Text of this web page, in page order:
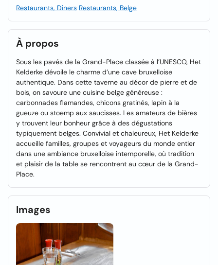
Restaurants, Diners Restaurants, Belge
À propos
Sous les pavés de la Grand-Place classée à l’UNESCO, Het
Kelderke dévoile le charme d’une cave bruxelloise
authentique. Dans cette taverne au décor de pierre et de
bois, on savoure une cuisine belge généreuse :
carbonnades flamandes, chicons gratinés, lapin à la
gueuze ou stoemp aux saucisses. Les amateurs de bières
y trouvent leur bonheur grâce à des dégustations
typiquement belges. Convivial et chaleureux, Het Kelderke
accueille familles, groupes et voyageurs du monde entier
dans une ambiance bruxelloise intemporelle, où tradition
et plaisir de la table se rencontrent au cœur de la Grand-
Place.
Images